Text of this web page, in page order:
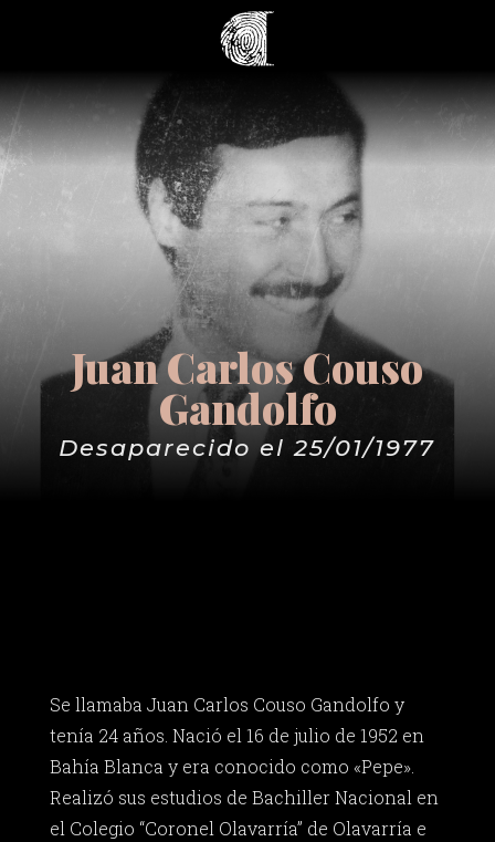
Juan Carlos Couso
Gandolfo
Desaparecido el 25/01/1977
Se llamaba Juan Carlos Couso Gandolfo y
tenía 24 años. Nació el 16 de julio de 1952 en
Bahía Blanca y era conocido como «Pepe».
Realizó sus estudios de Bachiller Nacional en
el Colegio “Coronel Olavarría” de Olavarría e